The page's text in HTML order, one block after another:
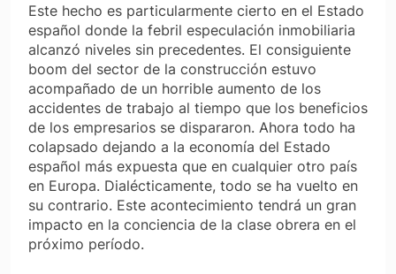
Este hecho es particularmente cierto en el Estado
español donde la febril especulación inmobiliaria
alcanzó niveles sin precedentes. El consiguiente
boom del sector de la construcción estuvo
acompañado de un horrible aumento de los
accidentes de trabajo al tiempo que los beneficios
de los empresarios se dispararon. Ahora todo ha
colapsado dejando a la economía del Estado
español más expuesta que en cualquier otro país
en Europa. Dialécticamente, todo se ha vuelto en
su contrario. Este acontecimiento tendrá un gran
impacto en la conciencia de la clase obrera en el
próximo período.